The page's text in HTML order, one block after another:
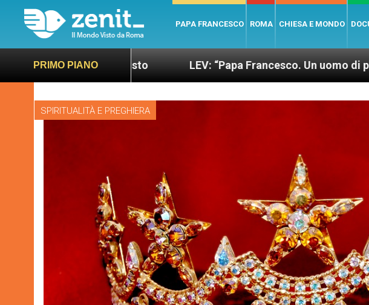
PAPA FRANCESCO ROMA CHIESA E MONDO
PRIMO PIANO
sano e giusto LEV: “Papa Francesco. Un uomo di parola”,
SPIRITUALITÀ E PREGHIERA